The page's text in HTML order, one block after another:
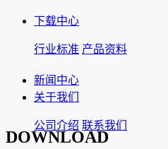
下载中心
行业标准 产品资料
新闻中心
关于我们
公司介绍 联系我们
DOWNLOAD